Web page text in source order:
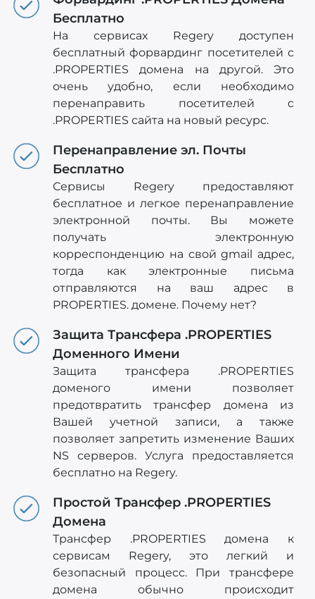
Бесплатно
На сервисах Regery доступен
бесплатный форвардинг посетителей с
.PROPERTIES домена на другой. Это
очень удобно, если необходимо
перенаправить посетителей c
.PROPERTIES сайта на новый ресурс.
Перенаправление эл. Почты
Бесплатно
Сервисы Regery предоставляют
бесплатное и легкое перенаправление
электронной почты. Вы можете
получать электронную
корреспонденцию на свой gmail адрес,
тогда как электронные письма
отправляются на ваш адрес в
PROPERTIES. домене. Почему нет?
Защита Трансфера .PROPERTIES
Доменного Имени
Защита трансфера .PROPERTIES
доменого имени позволяет
предотвратить трансфер домена из
Вашей учетной записи, а также
позволяет запретить изменение Ваших
NS серверов. Услуга предоставляется
бесплатно на Regery.
Простой Трансфер .PROPERTIES
Домена
Трансфер .PROPERTIES домена к
сервисам Regery, это легкий и
безопасный процесс. При трансфере
домена обычно происходит